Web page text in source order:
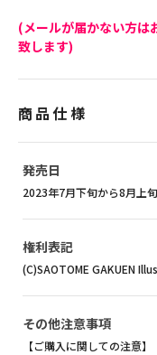
(メールが届かない方は
致します)
商品仕様
発売日
2023年7月下旬から8月上
権利表記
(C)SAOTOME GAKUEN
その他注意事項
【ご購入に関しての注意】